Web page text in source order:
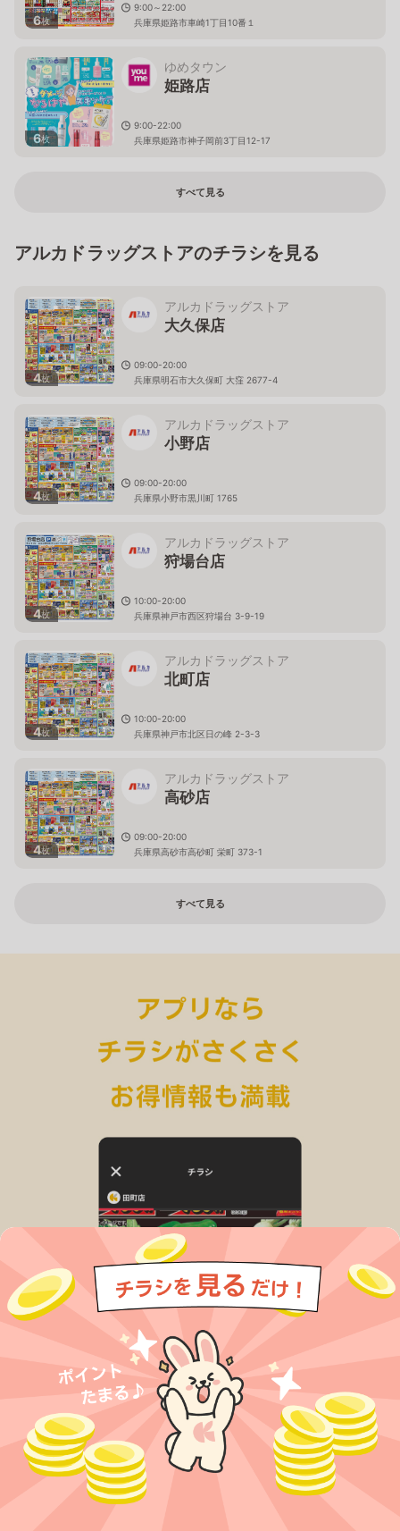
6枚
9:00～22:00
兵庫県姫路市車崎1丁目10番１
6枚
ゆめタウン
姫路店
9:00-22:00
兵庫県姫路市神子岡前3丁目12-17
すべて見る
アルカドラッグストアのチラシを見る
4枚
アルカドラッグストア
大久保店
09:00-20:00
兵庫県明石市大久保町 大窪 2677-4
4枚
アルカドラッグストア
小野店
09:00-20:00
兵庫県小野市黒川町 1765
4枚
アルカドラッグストア
狩場台店
10:00-20:00
兵庫県神戸市西区狩場台 3-9-19
4枚
アルカドラッグストア
北町店
10:00-20:00
兵庫県神戸市北区日の峰 2-3-3
4枚
アルカドラッグストア
高砂店
09:00-20:00
兵庫県高砂市高砂町 栄町 373-1
すべて見る